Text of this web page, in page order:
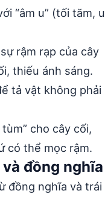
“âm u” (tối tăm, u
rậm rạp của cây
thiếu ánh sáng.
tả vật không phải
cho cây cối,
có thể mọc rậm.
và đồng nghĩa
đồng nghĩa và trái